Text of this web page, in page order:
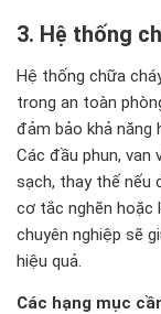
3. Hệ thống
Hệ thống chữa
trong an toàn
đảm bảo khả năng
Các đầu phun, van
sạch, thay thế nếu
cơ tắc nghẽn hoặc
chuyên nghiệp sẽ
hiệu quả.
Các hạng mục